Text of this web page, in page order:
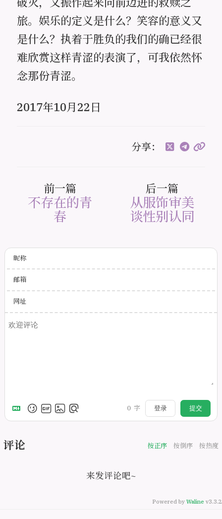
旅。娱乐的定义是什么？笑容的意义又
是什么？执着于胜负的我们的确已经很
难欣赏这样青涩的表演了，可我依然怀
念那份青涩。
2017年10月22日
分享：
前一篇
不存在的青
春
后一篇
从服饰审美
谈性别认同
昵称
邮箱
网址
0 字 登录 提交
评论 按正序 按倒序 按热度
来发评论吧~
Powered by Waline v3.3.2